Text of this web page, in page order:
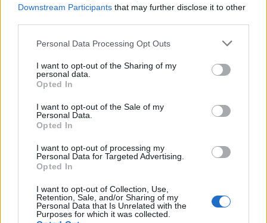
Downstream Participants that may further disclose it to other
Personal Data Processing Opt Outs
I want to opt-out of the Sharing of my
personal data.
Opted In
I want to opt-out of the Sale of my
Personal Data.
Opted In
I want to opt-out of processing my
Personal Data for Targeted Advertising.
Opted In
I want to opt-out of Collection, Use,
Retention, Sale, and/or Sharing of my
Personal Data that Is Unrelated with the
Purposes for which it was collected.
-Συνεδρίαση της ΠΕΔ Πελοποννήσου στις 13.00
-Πελοπόννησος Expo στη ΒΙ.Π.Ε. Τρίπολης Ώρες
λειτουργίας της έκθεσης: Καθημερινές: 17.00 –
22.00 και Σαββατοκύριακο: 10.30 – 22.30.
Πέμπτη 10 Νοεμβρίου
-Τελευταία ημέρα των ενδιάμεσων
φθινοπωρινών εκπτώσεων
Πέμπτη 10 έως Κυριακή 13 Νοεμβρίου
-Φεστιβάλ Αναρρίχησης στο Λεωνίδιο